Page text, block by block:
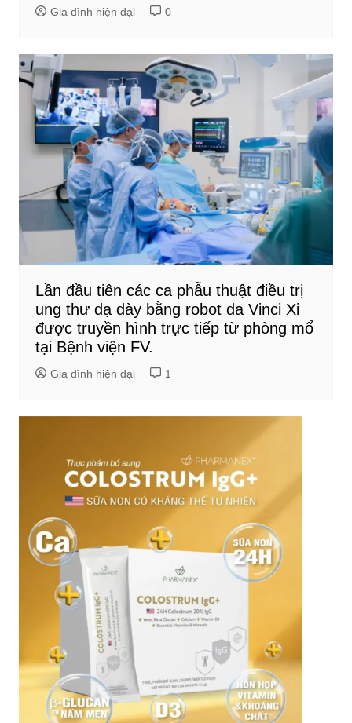
Gia đình hiện đại 0
Lần đầu tiên các ca phẫu thuật điều trị
ung thư dạ dày bằng robot da Vinci Xi
được truyền hình trực tiếp từ phòng mổ
tại Bệnh viện FV.
Gia đình hiện đại 1